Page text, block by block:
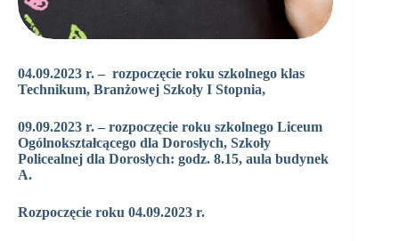
04.09.2023 r. – rozpoczęcie roku szkolnego klas
Technikum, Branżowej Szkoły I Stopnia,
09.09.2023 r. – rozpoczęcie roku szkolnego Liceum
Ogólnokształcącego dla Dorosłych, Szkoły
Policealnej dla Dorosłych: godz. 8.15, aula budynek
A.
Rozpoczęcie roku 04.09.2023 r.